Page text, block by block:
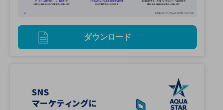
ダウンロード